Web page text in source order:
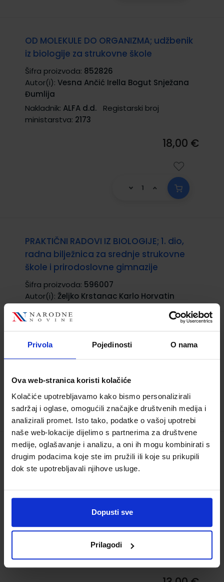
Privola Pojedinosti O nama
Ova web-stranica koristi kolačiće
Kolačiće upotrebljavamo kako bismo personalizirali
sadržaj i oglase, omogućili značajke društvenih medija i
analizirali promet. Isto tako, podatke o vašoj upotrebi
naše web-lokacije dijelimo s partnerima za društvene
medije, oglašavanje i analizu, a oni ih mogu kombinirati s
drugim podacima koje ste im pružili ili koje su prikupili
dok ste upotrebljavali njihove usluge.
Dopusti sve
Prilagodi
OD MOLEKULE DO ORGANIZMA; udžbenik
iz biologije za strukovne škole
Šifra proizvoda: 852826
Autor(i): Vesna Ančić Irella Bogut Snježana
Đumlija
Nakladnik: ALFA d.d.
Registarski broj
ministarstva: 2173
18,00 €
PRAKTIČNI RADOVI IZ BIOLOGIJE; 1. dio,
radna bilježnica za srednje strukovne
škole i prirodoslovne gimnazije
Šifra proizvoda: 596007
Autor(i): Željko Krstanac Karlo Horvatin
Nakladnik:PROFIL KLETT d.o.o.
Registarski broj
ministarstva:
PRAKTIČNI RADOVI IZ BIOLOGIJE; 2. dio,
radna bilježnica za srednje strukovne
Šifra proizvoda:596008
Denis Horvat Martin Buljubašić
Grozdanić
PROFIL KLETT d.o.o.
ministarstva: